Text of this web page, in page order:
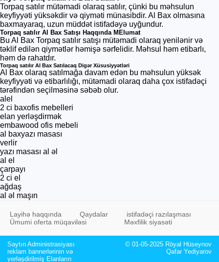
Torpaq satılır mütəmadi olaraq satılır, çünki bu məhsulun
keyfiyyəti yüksəkdir və qiyməti münasibdir. Al Bax olmasına
baxmayaraq, uzun müddət istifadəyə uyğundur.
Torpaq satılır Al Bax Satışı Haqqında MElumat
Bu Al Bax Torpaq satılır satışı mütəmadi olaraq yenilənir və
təklif edilən qiymətlər həmişə sərfelidir. Məhsul həm etibarlı,
həm də rahatdır.
Torpaq satılır Al Bax Satılacaq Digər Xüsusiyyətləri
Al Bax olaraq satılmağa davam edən bu məhsulun yüksək
keyfiyyəti və etibarlılığı, mütəmadi olaraq daha çox istifadəçi
tərəfindən seçilməsinə səbəb olur.
alel
2 ci baxofis mebelleri
elan yerləşdirmək
embawood ofis mebeli
al baxyazı masası
verlir
yazı masası al əl
al el
çarpayı
2 ci el
ağdaş
al əl maşın
Layihə haqqında Qaydalar
istifadəçi razılaşması
Ümumi oferta müqaviləsi
Məxfilik siyasəti
Saytın Administrasiyası
reklam bannerlərinin və
yerləşdirilmiş Elanların
© 01-05-2025 Röyal Hüseynov
Qafar Yediyarov